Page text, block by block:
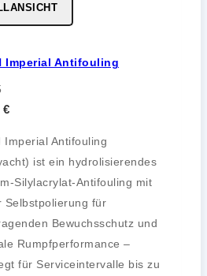
Imperial Antifouling
€
Imperial Antifouling
ist ein hydrolisierendes
Silylacrylat-Antifouling mit
Selbstpolierung für
Bewuchsschutz und
Rumpfperformance –
für Serviceintervalle bis zu